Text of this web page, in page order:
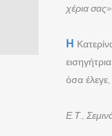
χέρια σας»
Η
όσα
Ε.Τ.,